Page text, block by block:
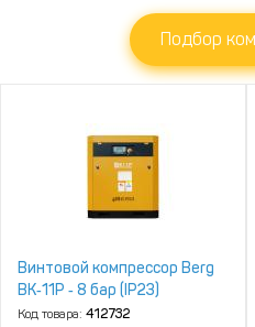
Подбор
Винтовой компрессор Berg
ВК‑11Р ‑ 8 бар (IP23)
Код товара: 412732